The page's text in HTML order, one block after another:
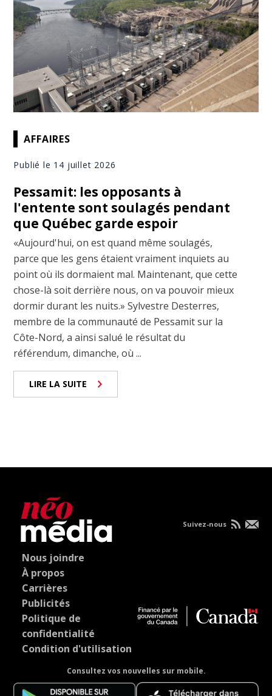
AFFAIRES
Publié le 14 juillet 2026
Pessamit: les opposants à
l'entente sont soulagés pendant
que Québec garde espoir
«Aujourd'hui, on est quand même soulagés,
parce que les gens étaient vraiment inquiets au
point où ils dormaient mal. Maintenant, que cette
chose-là soit derrière nous, on va pouvoir mieux
dormir durant les nuits.» Sylvestre Desterres,
membre de la communauté de Pessamit sur la
Côte-Nord, a ainsi salué le résultat du
référendum, dimanche, où ...
LIRE LA SUITE
Nous joindre
À propos
Carrières
Publicités
Politique de
confidentialité
Condition d'utilisation
Consultez vos nouvelles sur mobile.
Suivez-nous